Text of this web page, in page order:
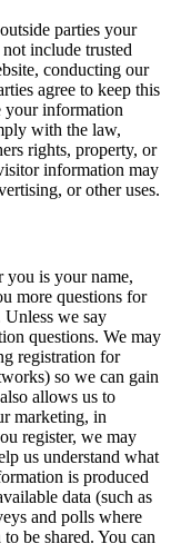
parties your
include trusted
conducting our
agree to keep this
your information
with the law,
rights, property, or
information may
or other uses.
you is your name,
more questions for
we say
questions. We may
registration for
so we can gain
allows us to
marketing, in
register, we may
us understand what
is produced
data (such as
and polls where
be shared. You can